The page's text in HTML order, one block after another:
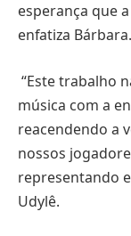
esperança que
enfatiza Bárbara.
“Este trabalho
música com a
reacendendo a
nossos
representando
Udylê.